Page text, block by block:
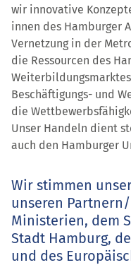
wir innovative
innen des Hamburger
Vernetzung in der
die Ressourcen des
Beschäftigungs- und
die
Unser Handeln dient
auch den Hamburger
Wir stimmen
unseren
Ministerien, dem
Stadt Hamburg,
und des